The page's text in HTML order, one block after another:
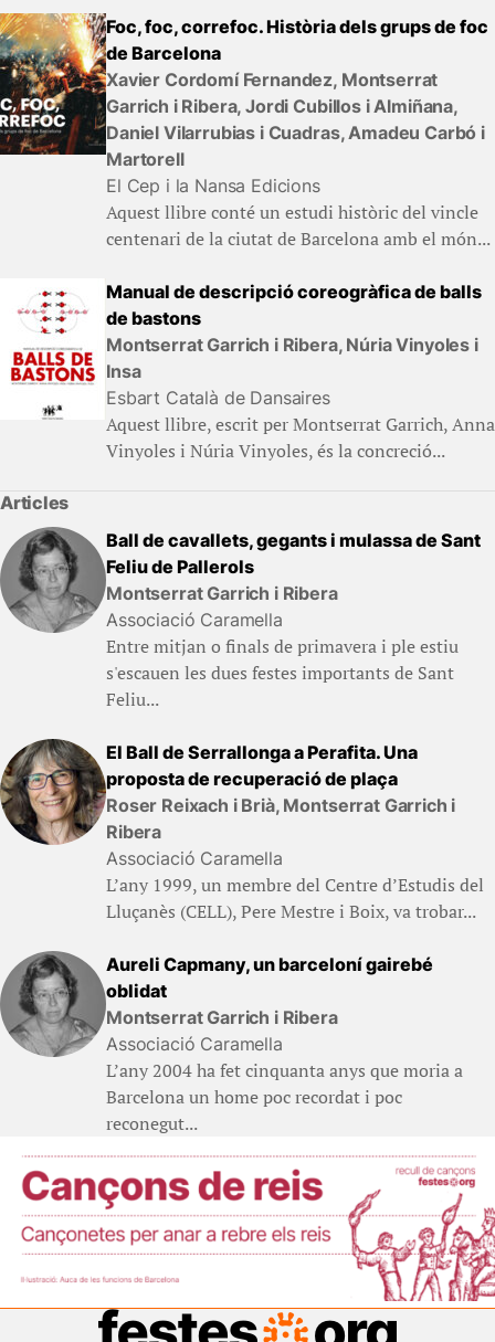
Foc, foc, correfoc. Història dels grups de foc
de Barcelona
Xavier Cordomí Fernandez, Montserrat
Garrich i Ribera, Jordi Cubillos i Almiñana,
Daniel Vilarrubias i Cuadras, Amadeu Carbó i
Martorell
El Cep i la Nansa Edicions
Aquest llibre conté un estudi històric del vincle
centenari de la ciutat de Barcelona amb el món...
Manual de descripció coreogràfica de balls
de bastons
Montserrat Garrich i Ribera, Núria Vinyoles i
Insa
Esbart Català de Dansaires
Aquest llibre, escrit per Montserrat Garrich, Anna
Vinyoles i Núria Vinyoles, és la concreció...
Articles
Ball de cavallets, gegants i mulassa de Sant
Feliu de Pallerols
Montserrat Garrich i Ribera
Associació Caramella
Entre mitjan o finals de primavera i ple estiu
s'escauen les dues festes importants de Sant
Feliu...
El Ball de Serrallonga a Perafita. Una
proposta de recuperació de plaça
Roser Reixach i Brià, Montserrat Garrich i
Ribera
Associació Caramella
L’any 1999, un membre del Centre d’Estudis del
Lluçanès (CELL), Pere Mestre i Boix, va trobar...
Aureli Capmany, un barceloní gairebé
oblidat
Montserrat Garrich i Ribera
Associació Caramella
L’any 2004 ha fet cinquanta anys que moria a
Barcelona un home poc recordat i poc
reconegut...